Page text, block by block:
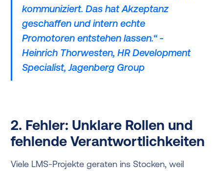
kommuniziert. Das hat Akzeptanz
geschaffen und intern echte
Promotoren entstehen lassen.“ -
Heinrich Thorwesten, HR Development
Specialist, Jagenberg Group
2. Fehler: Unklare Rollen und
fehlende Verantwortlichkeiten
Viele LMS-Projekte geraten ins Stocken, weil